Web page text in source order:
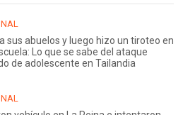
sus abuelos y luego hizo un tiroteo en
Lo que se sabe del ataque
de adolescente en Tailandia